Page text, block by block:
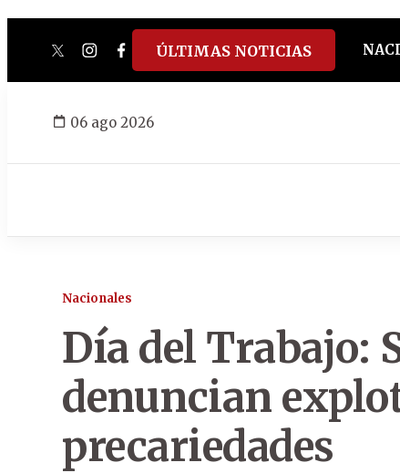
twitterinstagram
facebook
tiktokyoutube
spotify
ÚLTIMAS NOTICIAS
06 ago 2026
Nacionales
Día del Trabajo:
denuncian
precariedades